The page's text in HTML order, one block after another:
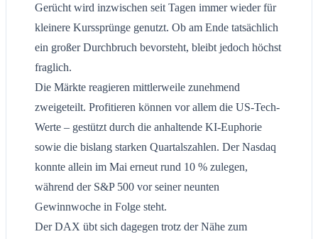
Gerücht wird inzwischen seit Tagen immer wieder für
kleinere Kurssprünge genutzt. Ob am Ende tatsächlich
ein großer Durchbruch bevorsteht, bleibt jedoch höchst
fraglich.
Die Märkte reagieren mittlerweile zunehmend
zweigeteilt. Profitieren können vor allem die US-Tech-
Werte – gestützt durch die anhaltende KI-Euphorie
sowie die bislang starken Quartalszahlen. Der Nasdaq
konnte allein im Mai erneut rund 10 % zulegen,
während der S&P 500 vor seiner neunten
Gewinnwoche in Folge steht.
Der DAX übt sich dagegen trotz der Nähe zum